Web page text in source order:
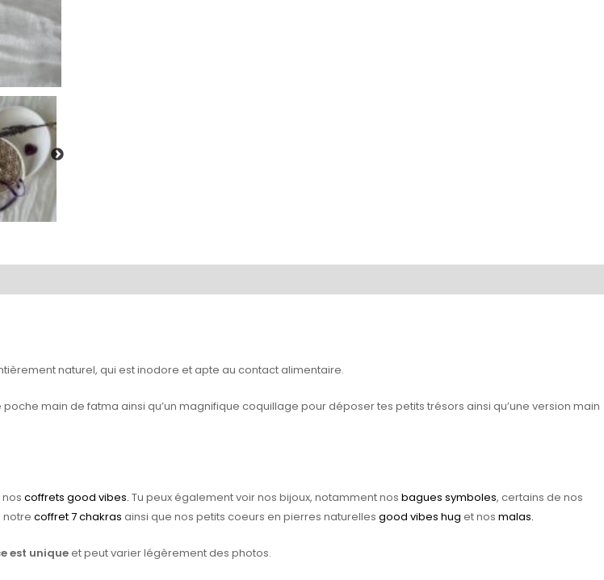
naturel, qui est inodore et apte au contact alimentaire.
main de fatma ainsi qu’un magnifique coquillage pour déposer tes petits trésors ainsi qu’une version main
coffrets good vibes. Tu peux également voir nos bijoux, notamment nos bagues symboles, certains de nos
notre coffret 7 chakras ainsi que nos petits coeurs en pierres naturelles good vibes hug et nos malas.
est uniqueet peut varier légèrement des photos.